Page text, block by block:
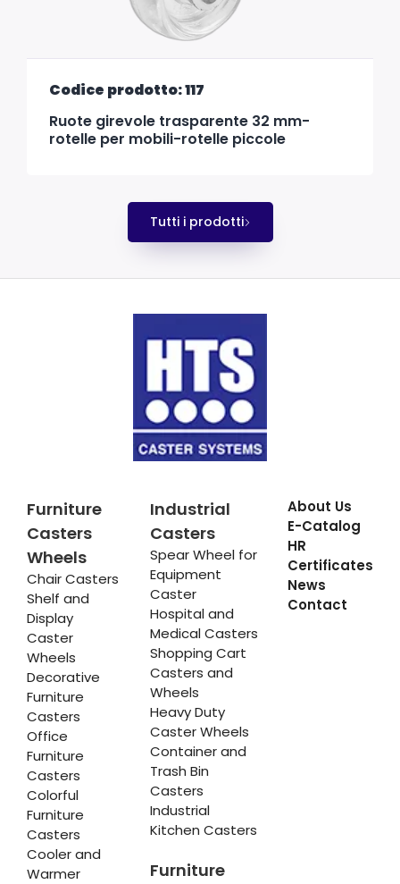
Codice prodotto: 117
Ruote girevole trasparente 32 mm-
rotelle per mobili-rotelle piccole
Tutti i prodotti
Furniture
Casters
Wheels
Chair Casters
Shelf and
Display
Caster
Wheels
Decorative
Furniture
Casters
Office
Furniture
Casters
Colorful
Furniture
Casters
Cooler and
Warmer
Industrial
Casters
Spear Wheel for
Equipment
Caster
Hospital and
Medical Casters
Shopping Cart
Casters and
Wheels
Heavy Duty
Caster Wheels
Container and
Trash Bin
Casters
Industrial
Kitchen Casters
Furniture
About Us
E-Catalog
HR
Certificates
News
Contact